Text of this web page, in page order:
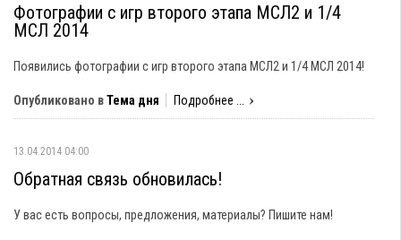
Фотографии с игр второго этапа МСЛ2 и 1/4
МСЛ 2014
Появились фотографии с игр второго этапа МСЛ2 и 1/4 МСЛ 2014!
Опубликовано вТема дня Подробнее ...
13.04.2014 04:00
Обратная связь обновилась!
У вас есть вопросы, предложения, материалы? Пишите нам!